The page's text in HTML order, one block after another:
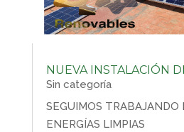
NUEVA INSTALACIÓN
Sin categoría
SEGUIMOS TRABAJANDO
ENERGÍAS LIMPIAS